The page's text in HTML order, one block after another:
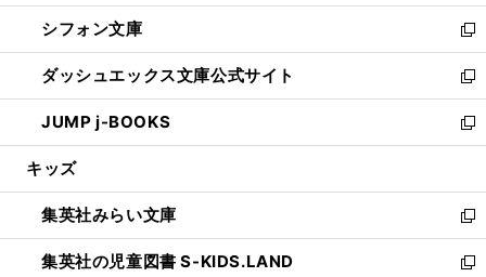
開
く
ウ
で
開
く
ウ
ィ
ン
ド
ウ
で
開
し
い
ウ
ィ
ン
ド
ウ
開
く
シフォン文庫
新
し
い
ウ
ィ
ン
ウ
で
開
く
ダッシュエックス文庫公式サイト
新
し
い
ウ
ン
ド
ウ
で
JUMP j-BOOKS
新
し
ウ
ィ
ン
ド
キッズ
集英社みらい文庫
新
し
い
集英社の児童図書 S-KIDS.LAND
新